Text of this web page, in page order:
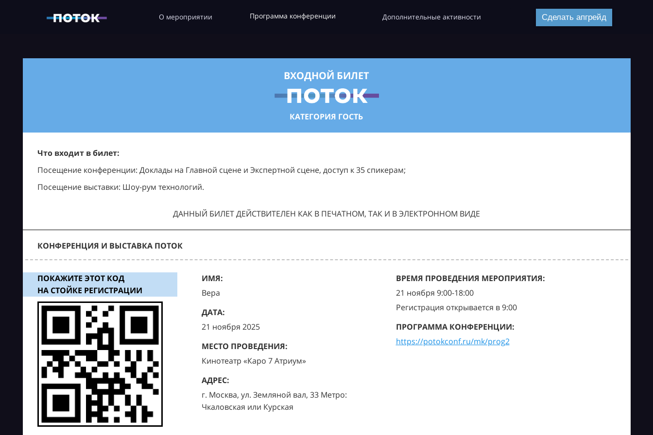
О мероприятии Программа конференции Дополнительные активности Сделать апгрейд
ВХОДНОЙ БИЛЕТ
КАТЕГОРИЯ ГОСТЬ
Что входит в билет:
Посещение конференции: Доклады на Главной сцене и Экспертной сцене, доступ к 35 спикерам;
Посещение выставки: Шоу-рум технологий.
ДАННЫЙ БИЛЕТ ДЕЙСТВИТЕЛЕН КАК В ПЕЧАТНОМ, ТАК И В ЭЛЕКТРОННОМ ВИДЕ
КОНФЕРЕНЦИЯ И ВЫСТАВКА ПОТОК
ПОКАЖИТЕ ЭТОТ КОД
НА СТОЙКЕ РЕГИСТРАЦИИ
ИМЯ:
Вера
ДАТА:
21 ноября 2025
МЕСТО ПРОВЕДЕНИЯ:
Кинотеатр «Каро 7 Атриум»
АДРЕС:
г. Москва, ул. Земляной вал, 33 Метро:
Чкаловская или Курская
ВРЕМЯ ПРОВЕДЕНИЯ МЕРОПРИЯТИЯ:
21 ноября 9:00-18:00
Регистрация открывается в 9:00
ПРОГРАММА КОНФЕРЕНЦИИ:
https://potokconf.ru/mk/prog2